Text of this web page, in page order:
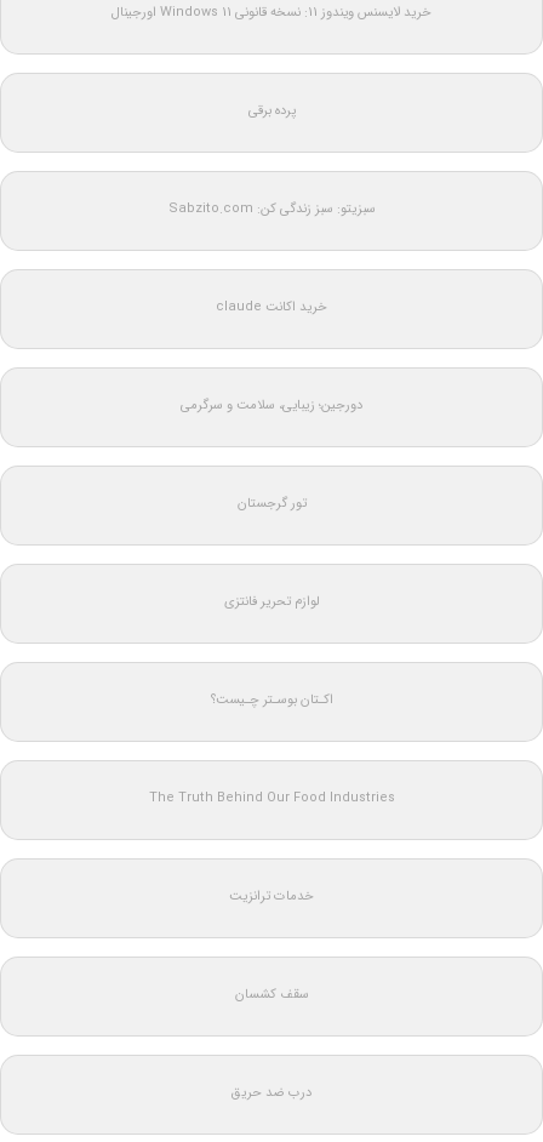
خرید لایسنس ویندوز 11: نسخه قانونی Windows 11 اورجینال
پرده برقی
سبزیتو: سبز زندگی کن: Sabzito.com
خرید اکانت claude
دورجین؛ زیبایی، سلامت و سرگرمی
تور گرجستان
لوازم تحریر فانتزی
اکـتان بوسـتر چـیست؟
The Truth Behind Our Food Industries
خدمات ترانزیت
سقف کشسان
درب ضد حریق